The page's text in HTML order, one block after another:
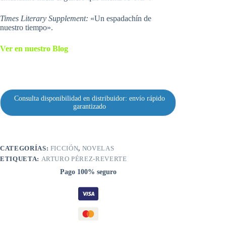
Times Literary Supplement: «Un espadachín de
nuestro tiempo».
Ver en nuestro Blog
Consulta disponibilidad en distribuidor: envío rápido
garantizado
CATEGORÍAS: FICCIÓN, NOVELAS
ETIQUETA: ARTURO PÉREZ-REVERTE
Pago 100% seguro